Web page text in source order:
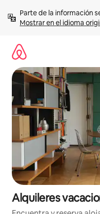
contenidoMostrar en el idioma
Alquileres